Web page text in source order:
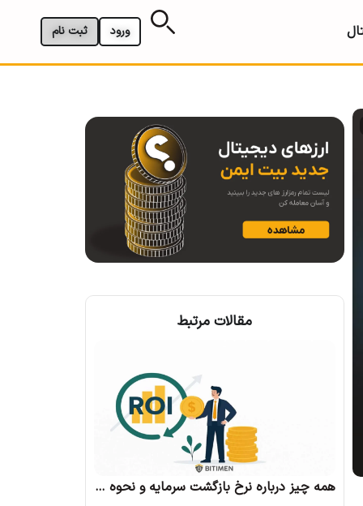
ثبت نام ورود
مقالات مرتبط
همه چیز درباره نرخ بازگشت سرمایه و نحوه محاسبه آن